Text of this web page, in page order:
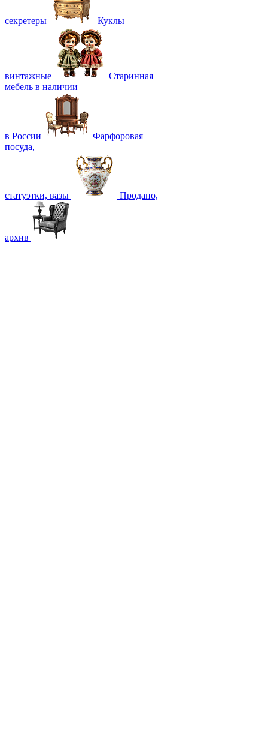
секретеры Куклы
винтажные
Старинная
мебель в наличии
в России
Фарфоровая
посуда,
статуэтки, вазы Продано,
архив